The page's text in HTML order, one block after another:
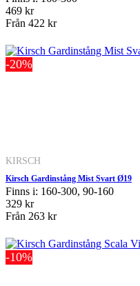
469 kr
Från 422 kr
-20%
KIRSCH
Kirsch Gardinstång Mist Svart Ø19
Finns i: 160-300, 90-160
329 kr
Från 263 kr
-10%